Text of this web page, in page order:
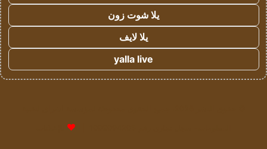
يلا شوت زون
يلا لايف
yalla live